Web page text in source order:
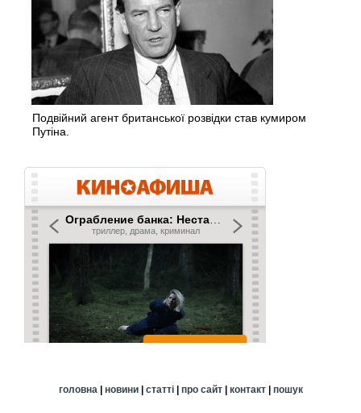
Подвійний агент британської розвідки став кумиром
Путіна.
головна | новини| статті| про сайт| контакт| пошук